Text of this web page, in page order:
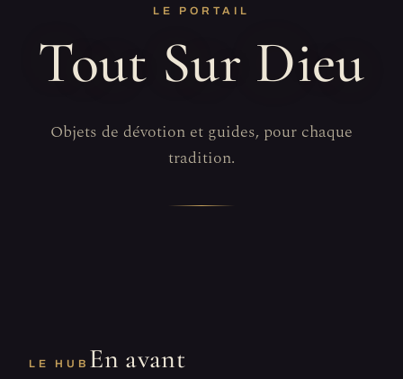
LE PORTAIL
Tout Sur Dieu
Objets de dévotion et guides, pour chaque
tradition.
LE HUB En avant